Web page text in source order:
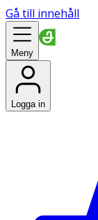
Gå till innehåll
Meny
Logga in